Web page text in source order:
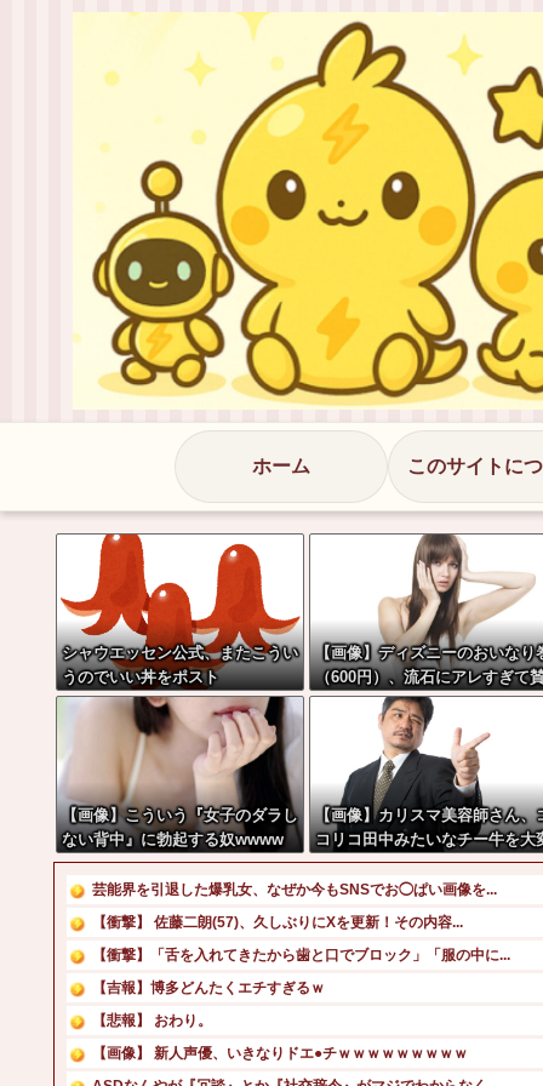
ホーム このサイトに
シャウエッセン公式、またこうい
うのでいい丼をポスト
【画像】ディズニーのおいなり
（600円）、流石にアレすぎて
否両論の大炎上をしてしまうw
w w w w w
【画像】こういう『女子のダラし
ない背中』に勃起する奴wwww
【画像】カリスマ美容師さん、
コリコ田中みたいなチー牛を大
身させた結果がこちらw w w w
w w w w w w w
芸能界を引退した爆乳女、なぜか今もSNSでお◯ぱい画像を...
【衝撃】 佐藤二朗(57)、久しぶりにXを更新！その内容...
【衝撃】「舌を入れてきたから歯と口でブロック」「服の中に...
【吉報】博多どんたくエチすぎるｗ
【悲報】 おわり。
【画像】 新人声優、いきなりドエ●チｗｗｗｗｗｗｗｗｗ